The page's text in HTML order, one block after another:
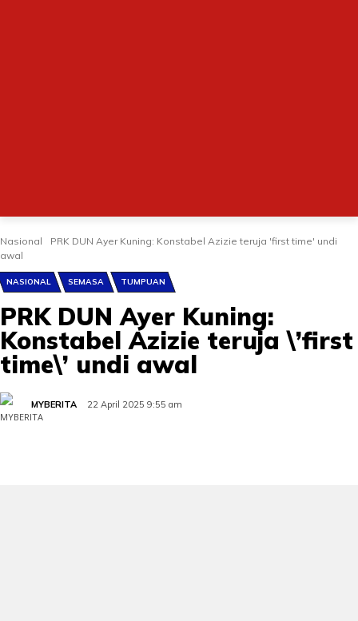
Nasional
PRK DUN Ayer Kuning: Konstabel Azizie teruja 'first time' undi
awal
NASIONAL SEMASA TUMPUAN
PRK DUN Ayer Kuning:
Konstabel Azizie teruja \’first
time\’ undi awal
MYBERITA 22 April 2025 9:55 am